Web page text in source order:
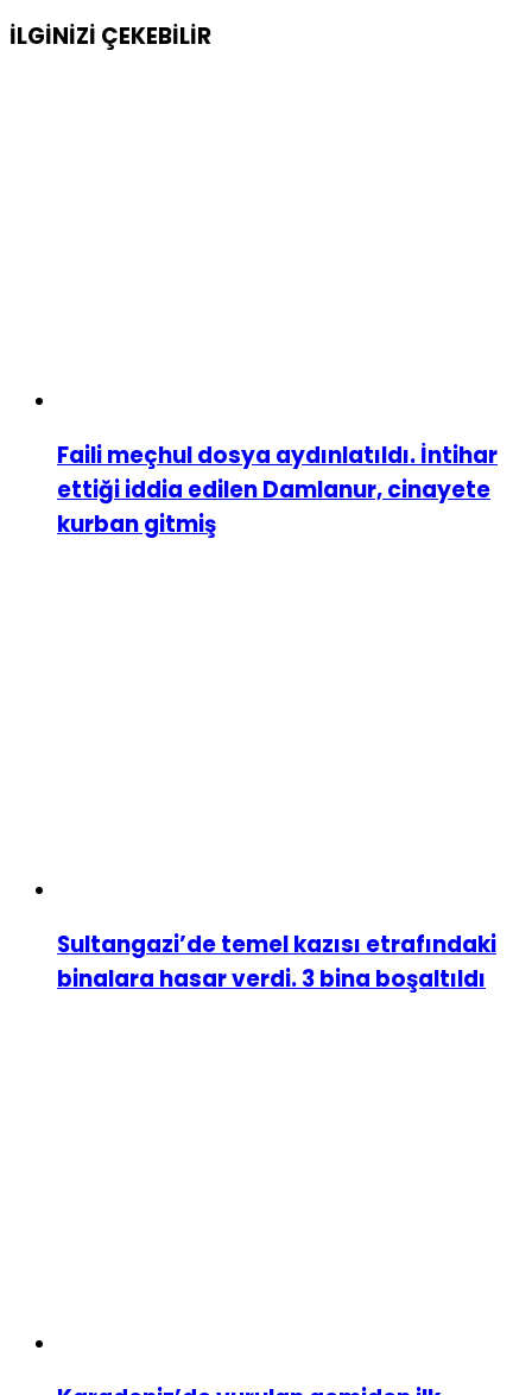
İLGİNİZİ ÇEKEBİLİR
Faili meçhul dosya aydınlatıldı. İntihar
ettiği iddia edilen Damlanur, cinayete
kurban gitmiş
Sultangazi’de temel kazısı etrafındaki
binalara hasar verdi. 3 bina boşaltıldı